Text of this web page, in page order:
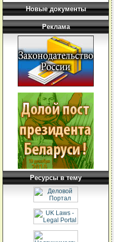
Новые документы
Реклама
Ресурсы в тему